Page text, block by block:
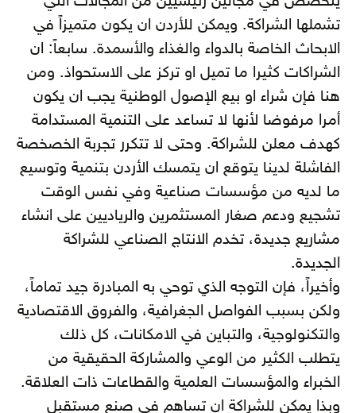
تشملها الشراكة. ويمكن للأردن ان يكون متميزاً في
الابحاث الخاصة بالدواء والغذاء والأسمدة. سابعاً: ان
الشراكات كثيرا ما تميل او تركز على الاستحواذ. ومن
هنا فإن شراء او بيع الإصول الوطنية يجب ان يكون
أمرا مرفوضا لأنها لا تساعد على التنمية المستدامة
كهدف معلن للشراكة. وحتى لا تتكرر تجربة الخصخصة
الفاشلة لدينا يتوقع ان يتمسك الأردن بتنمية وتوسيع
ما لديه من مؤسسات صناعية وفي نفس الوقت
تشجيع ودعم صغار المستثمرين والرياديين على انشاء
مشاريع جديدة، تخدم الانتاج الصناعي للشراكة
الجديدة.
وأخيراً، فإن التوجه الذي توحي به المبادرة جيد تماماً،
ولكن بسبب الفواصل الجغرافية، والفروق الاقتصادية
والتكنولوجية، والتباين في الامكانات، كل ذلك
يتطلب الكثير من الوعي والمشاركة الحقيقية من
الخبراء والمؤسسات العلمية والقطاعات ذات العلاقة.
وبذا يمكن للشراكة ان تساهم في صنع مستقبل